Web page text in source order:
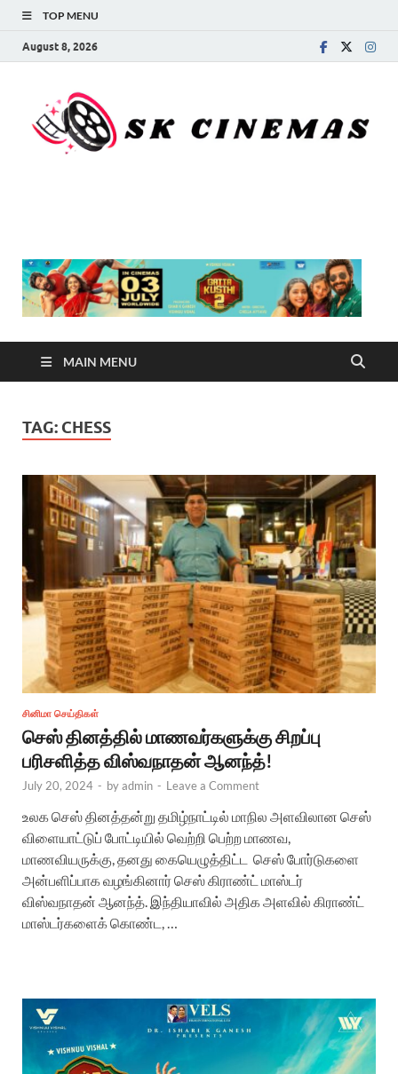
TOP MENU
August 8, 2026
MAIN MENU
TAG: CHESS
சினிமா செய்திகள்
செஸ் தினத்தில் மாணவர்களுக்கு சிறப்பு
பரிசளித்த விஸ்வநாதன் ஆனந்த்!
July 20, 2024 - byadmin - Leave a Comment
உலக செஸ் தினத்தன்று தமிழ்நாட்டில் மாநில அளவிலான செஸ்
விளையாட்டுப் போட்டியில் வெற்றி பெற்ற மாணவ,
மாணவியருக்கு, தனது கையெழுத்திட்ட செஸ் போர்டுகளை
அன்பளிப்பாக வழங்கினார் செஸ் கிராண்ட் மாஸ்டர்
விஸ்வநாதன் ஆனந்த். இந்தியாவில் அதிக அளவில் கிராண்ட்
மாஸ்டர்களைக் கொண்ட, …